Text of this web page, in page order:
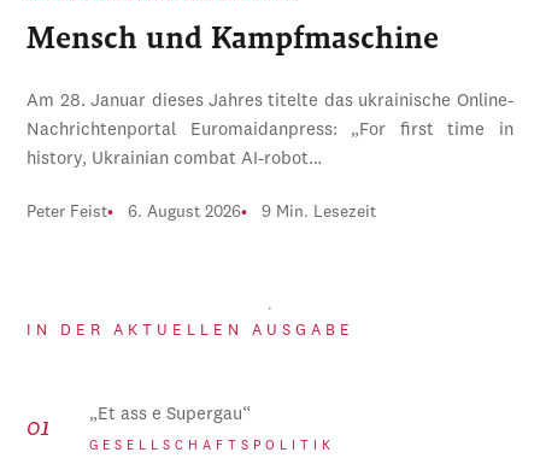
Mensch und Kampfmaschine
Am 28. Januar dieses Jahres titelte das ukrainische Online-
Nachrichtenportal Euromaidanpress: „For first time in
history, Ukrainian combat AI-robot…
Peter Feist 6. August 2026 9 Min. Lesezeit
IN DER AKTUELLEN AUSGABE
„Et ass e Supergau“
GESELLSCHAFTSPOLITIK